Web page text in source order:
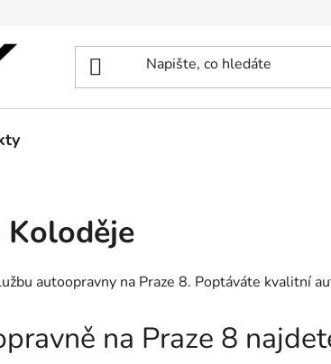
autoopravny na Praze 8. Poptáváte kvalitní
na Praze 8